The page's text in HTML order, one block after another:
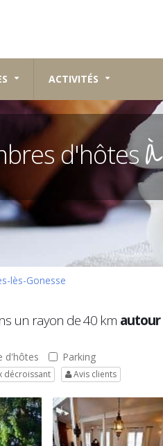
ACTIVITÉS
d'hôtes
lès-Gonesse
un rayon de 40 km autour
d'hôtes
Parking
décroissant Avis clients